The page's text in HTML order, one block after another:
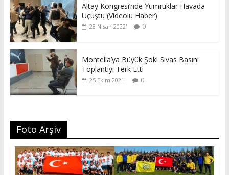
Altay Kongresi’nde Yumruklar Havada
Uçuştu (Videolu Haber)
28 Nisan 2022 0
Montella’ya Büyük Şok! Sivas Basını
Toplantıyı Terk Etti
25 Ekim 2021 0
Foto Arşiv